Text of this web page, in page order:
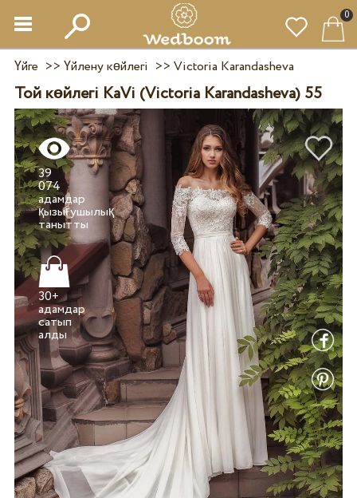
0
Үйге >> Үйлену көйлегі >> Victoria Karandasheva
Той көйлегі KaVi (Victoria Karandasheva) 55
39
074
адамдар
қызығушылық
30+
адамдар
сатып
алды